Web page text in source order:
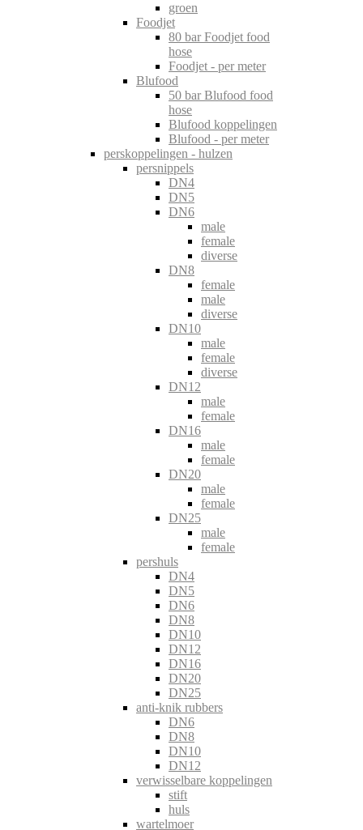
groen
Foodjet
80 bar Foodjet food
hose
Foodjet - per meter
Blufood
50 bar Blufood food
hose
Blufood koppelingen
Blufood - per meter
perskoppelingen - hulzen
persnippels
DN4
DN5
DN6
male
female
diverse
DN8
female
male
diverse
DN10
male
female
diverse
DN12
male
female
DN16
male
female
DN20
male
female
DN25
male
female
pershuls
DN4
DN5
DN6
DN8
DN10
DN12
DN16
DN20
DN25
anti-knik rubbers
DN6
DN8
DN10
DN12
verwisselbare koppelingen
stift
huls
wartelmoer